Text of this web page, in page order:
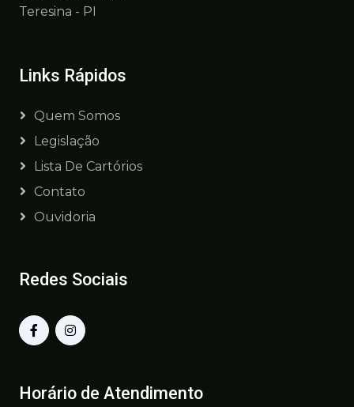
Teresina - PI
Links Rápidos
Quem Somos
Legislação
Lista De Cartórios
Contato
Ouvidoria
Redes Sociais
Horário de Atendimento